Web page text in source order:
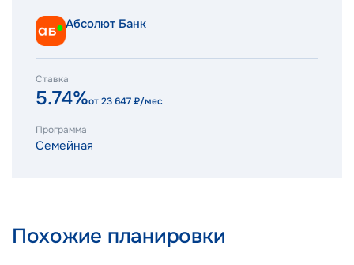
Абсолют Банк
Ставка
5.74%от23 647₽/мес
Программа
Семейная
Похожие планировки